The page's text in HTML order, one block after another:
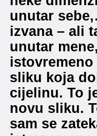
unutar
izvana – ali
unutar
sliku koja
cijelinu. To
novu sliku.
sam se